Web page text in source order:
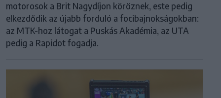
motorosok a Brit Nagydíjon köröznek, este pedig
elkezdődik az újabb forduló a focibajnokságokban:
az MTK-hoz látogat a Puskás Akadémia, az UTA
pedig a Rapidot fogadja.